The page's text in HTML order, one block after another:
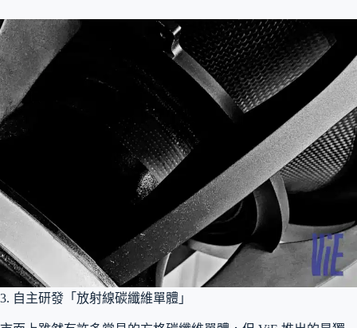
3. 自主研發「放射線碳纖維單體」